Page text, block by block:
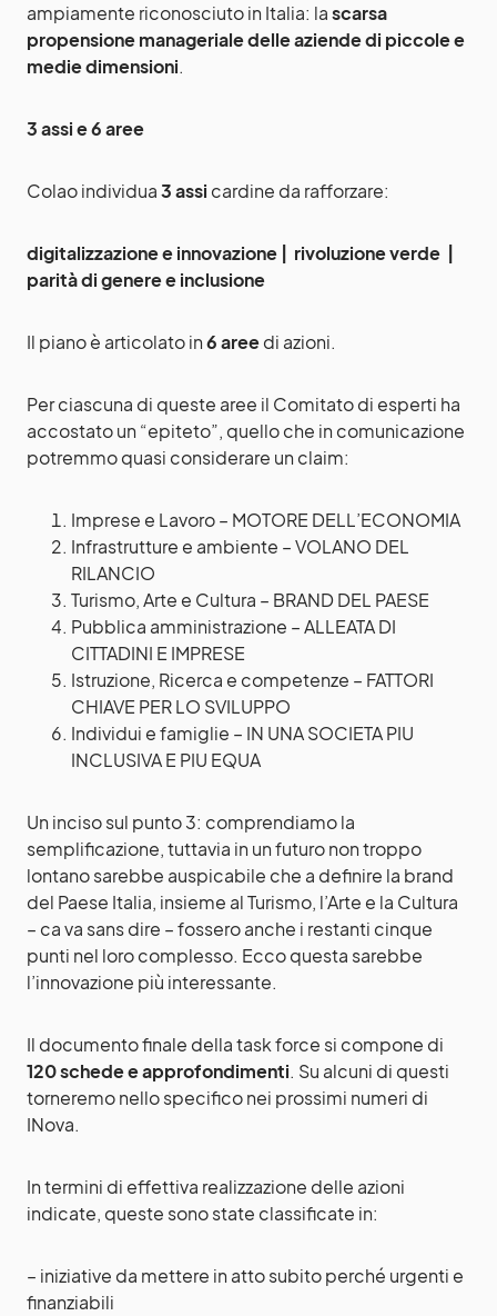
ampiamente riconosciuto in Italia: lascarsa
propensione manageriale delle aziende di piccole e
medie dimensioni.
3 assi e 6 aree
Colao individua3 assi cardine da rafforzare:
digitalizzazione e innovazione | rivoluzione verde |
parità di genere e inclusione
Il piano è articolato in6 areedi azioni.
Per ciascuna di queste aree il Comitato di esperti ha
accostato un “epiteto”, quello che in comunicazione
potremmo quasi considerare un claim:
Imprese e Lavoro – MOTORE DELL’ECONOMIA
Infrastrutture e ambiente – VOLANO DEL
RILANCIO
Turismo, Arte e Cultura – BRAND DEL PAESE
Pubblica amministrazione – ALLEATA DI
CITTADINI E IMPRESE
Istruzione, Ricerca e competenze – FATTORI
CHIAVE PER LO SVILUPPO
Individui e famiglie – IN UNA SOCIETA PIU
INCLUSIVA E PIU EQUA
Un inciso sul punto 3: comprendiamo la
semplificazione, tuttavia in un futuro non troppo
lontano sarebbe auspicabile che a definire la brand
del Paese Italia, insieme al Turismo, l’Arte e la Cultura
– ca va sans dire – fossero anche i restanti cinque
punti nel loro complesso. Ecco questa sarebbe
l’innovazione più interessante.
Il documento finale della task force si compone di
120 schede e approfondimenti. Su alcuni di questi
torneremo nello specifico nei prossimi numeri di
INova.
In termini di effettiva realizzazione delle azioni
indicate, queste sono state classificate in:
– iniziative da mettere in atto subito perché urgenti e
finanziabili